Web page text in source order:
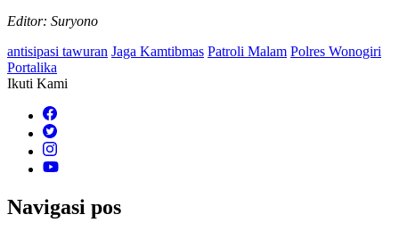
Editor: Suryono
antisipasi tawuran Jaga Kamtibmas Patroli Malam Polres Wonogiri
Portalika
Ikuti Kami
Navigasi pos